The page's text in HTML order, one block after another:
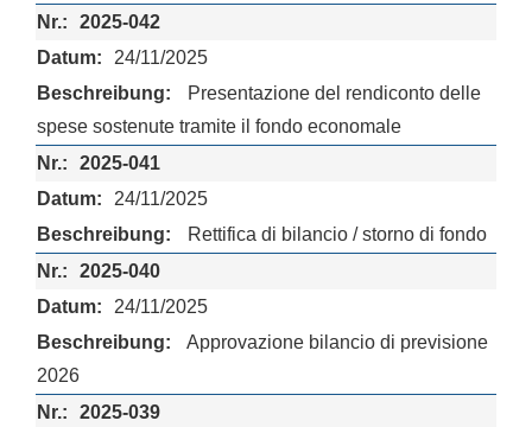
2025-042
24/11/2025
Presentazione del rendiconto delle
spese sostenute tramite il fondo economale
2025-041
24/11/2025
Rettifica di bilancio / storno di fondo
2025-040
24/11/2025
Approvazione bilancio di previsione
2026
2025-039